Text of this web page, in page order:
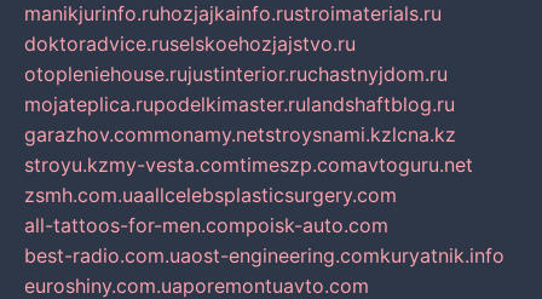
manikjurinfo.ruhozjajkainfo.rustroimaterials.ru
doktoradvice.ruselskoehozjajstvo.ru
otopleniehouse.rujustinterior.ruchastnyjdom.ru
mojateplica.rupodelkimaster.rulandshaftblog.ru
garazhov.commonamy.netstroysnami.kzlcna.kz
stroyu.kzmy-vesta.comtimeszp.comavtoguru.net
zsmh.com.uaallcelebsplasticsurgery.com
all-tattoos-for-men.compoisk-auto.com
best-radio.com.uaost-engineering.comkuryatnik.info
euroshiny.com.uaporemontuavto.com